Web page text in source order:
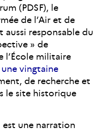
(PDSF), le
de l’Air et de
aussi responsable du
» de
l’École militaire
une vingtaine
de recherche et
le site historique
une narration